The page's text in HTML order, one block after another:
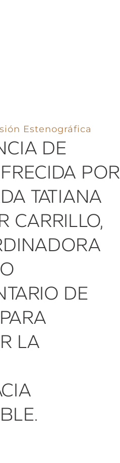
Estenográfica
DE
POR
TATIANA
CARRILLO,
DE
LA